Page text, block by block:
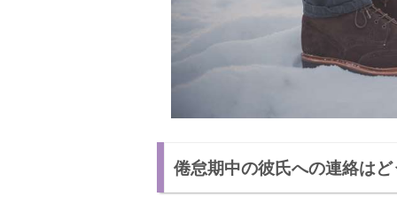
倦怠期中の彼氏への連絡は